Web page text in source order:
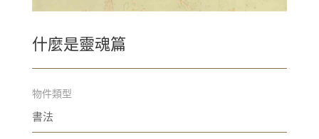
什麼是靈魂篇
物件類型
書法